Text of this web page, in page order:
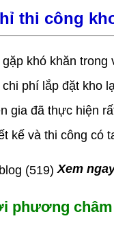
thi công
khó khăn trong
phí lắp đặt kho
đã thực hiện
kế và thi công có
Xem
phương